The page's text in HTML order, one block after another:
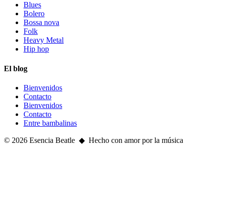
Blues
Bolero
Bossa nova
Folk
Heavy Metal
Hip hop
El blog
Bienvenidos
Contacto
Bienvenidos
Contacto
Entre bambalinas
© 2026 Esencia Beatle ◆ Hecho con amor por la música